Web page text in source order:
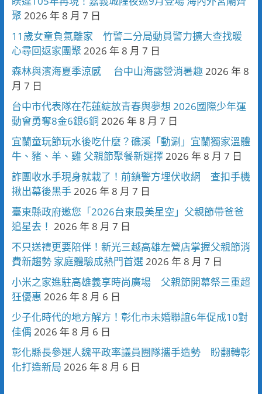
聚 2026 年 8 月 7 日
11歲女童負氣離家 竹警二分局動員警力擴大查找暖
心尋回返家團聚 2026 年 8 月 7 日
森林與濱海夏季涼感 台中山海露營消暑趣 2026 年 8
月 7 日
台中市代表隊在花蓮綻放青春與夢想 2026國際少年運
動會勇奪8金6銀6銅 2026 年 8 月 7 日
宜蘭童玩節玩水後吃什麼？礁溪「動涮」宜蘭獨家溫體
牛、豬、羊、雞 父親節聚餐新選擇 2026 年 8 月 7 日
詐團收水手現身就栽了！前鎮警方埋伏收網 查扣手機
揪出幕後黑手 2026 年 8 月 7 日
臺東縣政府邀您「2026台東最美星空」父親節帶爸爸
追星去！ 2026 年 8 月 7 日
不只送禮更要陪伴！新光三越高雄左營店掌握父親節消
費新趨勢 家庭體驗成熱門首選 2026 年 8 月 7 日
小米之家進駐高雄義享時尚廣場 父親節開幕祭三重超
狂優惠 2026 年 8 月 6 日
少子化時代的地方解方！彰化市未婚聯誼6年促成10對
佳偶 2026 年 8 月 6 日
彰化縣長參選人魏平政率議員團隊攜手造勢 盼翻轉彰
化打造新局 2026 年 8 月 6 日